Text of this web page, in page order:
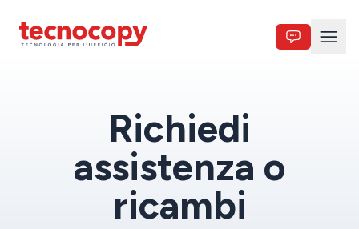
Assistenza
Richiedi
assistenza o
ricambi